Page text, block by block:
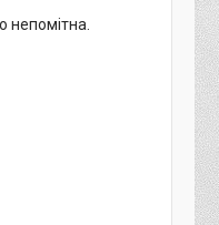
непомітна.